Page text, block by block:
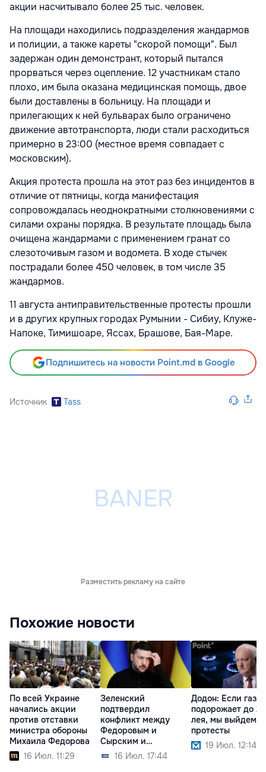
акции насчитывало более 25 тыс. человек.
На площади находились подразделения жандармов
и полиции, а также кареты "скорой помощи". Был
задержан один демонстрант, который пытался
прорваться через оцепление. 12 участникам стало
плохо, им была оказана медицинская помощь, двое
были доставлены в больницу. На площади и
прилегающих к ней бульварах было ограничено
движение автотранспорта, люди стали расходиться
примерно в 23:00 (местное время совпадает с
московским).
Акция протеста прошла на этот раз без инцидентов в
отличие от пятницы, когда манифестация
сопровождалась неоднократными столкновениями с
силами охраны порядка. В результате площадь была
очищена жандармами с применением гранат со
слезоточивым газом и водомета. В ходе стычек
пострадали более 450 человек, в том числе 35
жандармов.
11 августа антиправительственные протесты прошли
и в других крупных городах Румынии - Сибиу, Клуже-
Напоке, Тимишоаре, Яссах, Брашове, Бая-Маре.
Подпишитесь на новости Point.md в Google
Источник Tass
Разместить рекламу на сайте
Похожие новости
По всей Украине
начались акции
против отставки
министра обороны
Михаила Федорова
16 Июл. 11:29
Зеленский
подтвердил
конфликт между
Федоровым и
Сырским и
прокомментировал
16 Июл. 17:44
Додон: Если газ
подорожает до 21
лея, мы выйдем
протесты
19 Июл. 12:14